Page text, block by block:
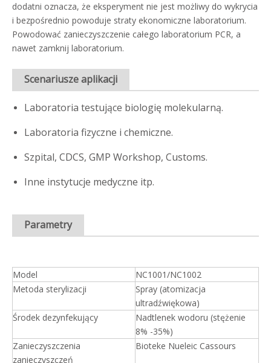
dodatni oznacza, że ​​eksperyment nie jest możliwy do wykrycia
i bezpośrednio powoduje straty ekonomiczne laboratorium.
Powodować zanieczyszczenie całego laboratorium PCR, a
nawet zamknij laboratorium.
Scenariusze aplikacji
Laboratoria testujące biologię molekularną.
Laboratoria fizyczne i chemiczne.
Szpital, CDCS, GMP Workshop, Customs.
Inne instytucje medyczne itp.
Parametry
Model
NC1001/NC1002
Metoda sterylizacji
Spray (atomizacja
ultradźwiękowa)
Środek dezynfekujący
Nadtlenek wodoru (stężenie
8% -35%)
Zanieczyszczenia
zanieczyszczeń
Bioteke Nueleic Cassours